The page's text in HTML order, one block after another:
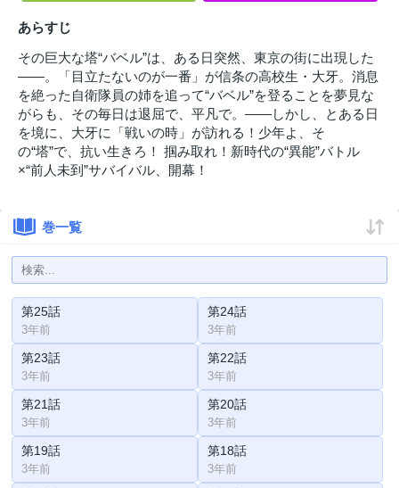
あらすじ
その巨大な塔“バベル”は、ある日突然、東京の街に出現した
――。「目立たないのが一番」が信条の高校生・大牙。消息
を絶った自衛隊員の姉を追って“バベル”を登ることを夢見な
がらも、その毎日は退屈で、平凡で。――しかし、とある日
を境に、大牙に「戦いの時」が訪れる！少年よ、そ
の“塔”で、抗い生きろ！ 掴み取れ！新時代の“異能”バトル
×“前人未到”サバイバル、開幕！
巻一覧
第25話
3年前
第24話
3年前
第23話
3年前
第22話
3年前
第21話
3年前
第20話
3年前
第19話
3年前
第18話
3年前